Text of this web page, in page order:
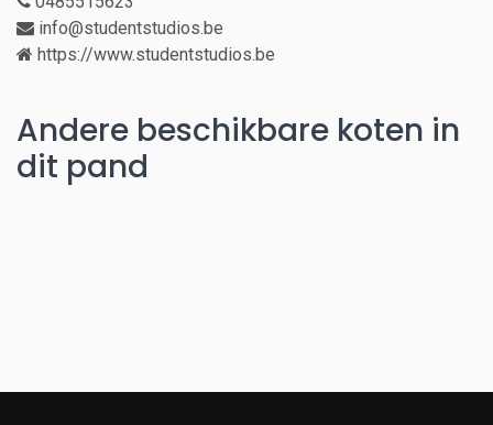
info@studentstudios.be
https://www.studentstudios.be
Andere beschikbare koten in
dit pand